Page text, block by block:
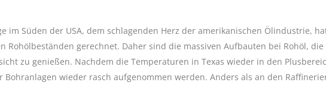
im Süden der USA, dem schlagenden Herz der amerikanischen Ölindustrie,
Rohölbeständen gerechnet. Daher sind die massiven Aufbauten bei Rohöl, die
zu genießen. Nachdem die Temperaturen in Texas wieder in den
wieder rasch aufgenommen werden. Anders als an den